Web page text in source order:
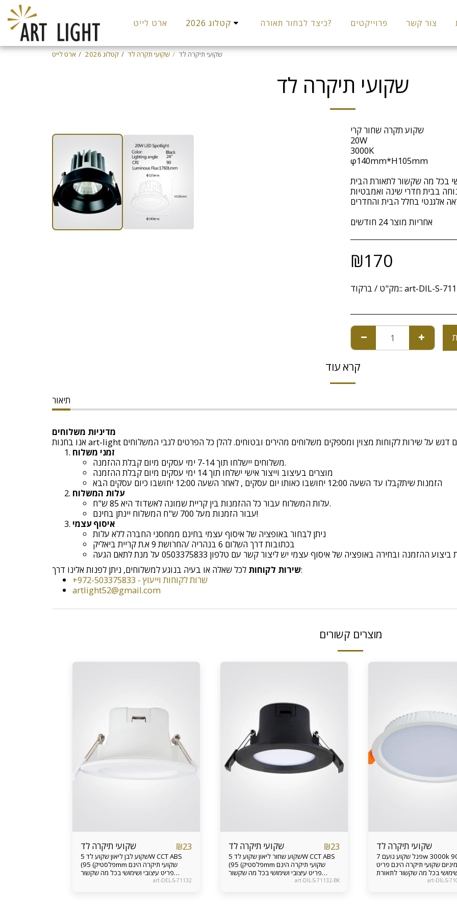
ארט לייט קטלוג 2026 כיצד לבחור תאורה? פרוייקטים צור קשר
ארט לייט קטלוג 2026 שקועי תקרה לד שקועי תיקרה לד
שקועי תיקרה לד
שקוע תקרה שחור קרי
20W
3000K
φ140mm*H105mm
בכל מה שקשור לתאורת הבית.
בבית חדרי שינה ואמבטיות .
אלגנטי בחלל הבית והחדרים
אחריות מוצר 24 חודשים
₪170
מק"ט / ברקוד:: art-DIL-S-
קרא עוד
תיאור
מדיניות משלוחים
זמני משלוח
משלוחים יישלחו תוך 7-14 ימי עסקים מיום קבלת ההזמנה.
מוצרים בעיצוב וייצור אישי ישלחו תוך 14 ימי עסקים מיום קבלת ההזמנה
הזמנות שיתקבלו עד השעה 12:00 יחושבו כאותו יום עסקים , לאחר השעה 12:00 יחושבו כיום עסקים הבא
עלות המשלוח
עלות המשלוח עבור כל ההזמנות בין קריית שמונה לאשדוד היא 85 ש"ח.
עבור הזמנות מעל 700 ש"ח המשלוח יינתן בחינם!
איסוף עצמי
ניתן לבחור באופציה של איסוף עצמי בחינם ממחסני החברה ללא עלות
בכתובות דרך השלום 6 בנהריה /החרושת 9 א.ת קריית ביאליק
ההזמנה ובחירה באופציה של איסוף עצמי יש ליצור קשר עם טלפון 0503375833 על מנת לתאם הגעה
שירות לקוחותלכל שאלה או בעיה בנוגע למשלוחים, ניתן לפנות אלינו דרך:
+972-503375833 - שרות לקוחות וייעוץ
artlight52@gmail.com
מוצרים קשורים
שקועי תיקרה לד ₪23
שקוע לבן ליאון שקוע לד 5W CCT ABS
(פלסטיק) 95mm שקועי תיקרה הינם
פריט עיצובי ושימושי בכל מה שקשור
לתאורת הבית. גופי תאורה שקועים יוצרים
art-DEL-S-71132
שקועי תיקרה לד ₪23
שקוע שחור ליאון שקוע לד 5W CCT ABS
(פלסטיק) 95mm שקועי תיקרה הינם
פריט עיצובי ושימושי בכל מה שקשור
לתאורת הבית. גופי תאורה שקועים יוצרים
art-DIL-S-71132-BK
שקועי תיקרה לד
פנל שקוע נועם 7w 3000k 90xH30mm
חומר : אלומיניום שקועי תיקרה הינם פריט
בכל מה שקשור לתאורת
תאורה שקועים יוצרים אוירה
art-DIL-S-